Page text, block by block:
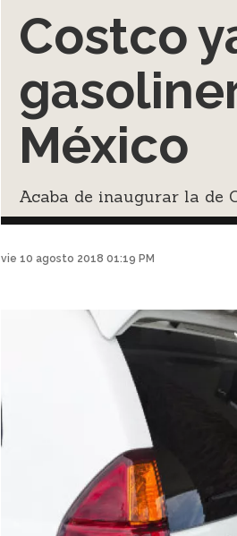
Costco
México
Acaba de inaugurar la de
vie 10 agosto 2018 01:19 PM